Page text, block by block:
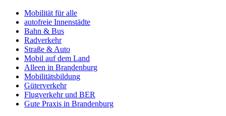
Mobilität für alle
autofreie Innenstädte
Bahn & Bus
Radverkehr
Straße & Auto
Mobil auf dem Land
Alleen in Brandenburg
Mobilitätsbildung
Güterverkehr
Flugverkehr und BER
Gute Praxis in Brandenburg